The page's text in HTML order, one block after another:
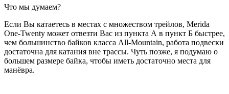
Что мы думаем?
Если Вы катаетесь в местах с множеством трейлов, Merida
One-Twenty может отвезти Вас из пункта А в пункт Б быстрее,
чем большинство байков класса All-Mountain, работа подвески
достаточна для катания вне трассы. Чуть позже, я подумаю о
большем размере байка, чтобы иметь достаточно места для
манёвра.